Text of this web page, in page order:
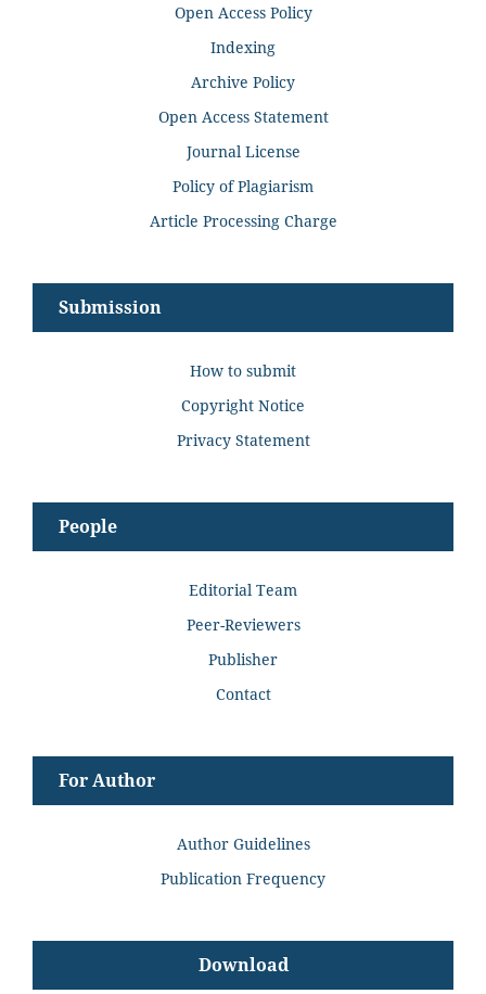
Open Access Policy
Indexing
Archive Policy
Open Access Statement
Journal License
Policy of Plagiarism
Article Processing Charge
Submission
How to submit
Copyright Notice
Privacy Statement
People
Editorial Team
Peer-Reviewers
Publisher
Contact
For Author
Author Guidelines
Publication Frequency
Download